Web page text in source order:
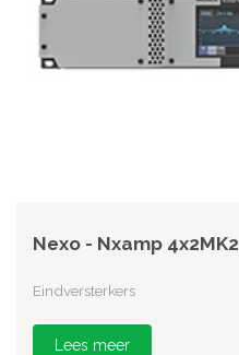
Nexo - Nxamp 4x2MK2
Eindversterkers
Lees meer